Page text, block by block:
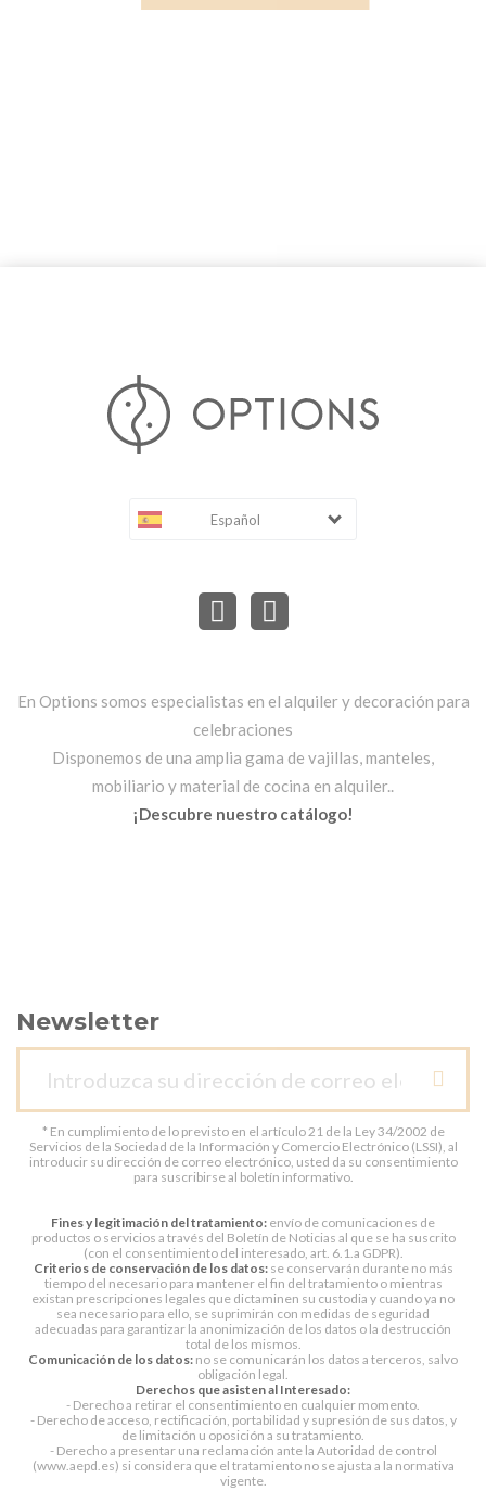
Español
En Options somos especialistas en el alquiler y decoración para
celebraciones
Disponemos de una amplia gama de vajillas, manteles,
mobiliario y material de cocina en alquiler..
¡Descubre nuestro catálogo!
Newsletter
* En cumplimiento de lo previsto en el artículo 21 de la Ley 34/2002 de
Servicios de la Sociedad de la Información y Comercio Electrónico (LSSI), al
introducir su dirección de correo electrónico, usted da su consentimiento
para suscribirse al boletín informativo.
Fines y legitimación del tratamiento: envío de comunicaciones de
productos o servicios a través del Boletín de Noticias al que se ha suscrito
(con el consentimiento del interesado, art. 6.1.a GDPR).
Criterios de conservación de los datos:se conservarán durante no más
tiempo del necesario para mantener el fin del tratamiento o mientras
existan prescripciones legales que dictaminen su custodia y cuando ya no
sea necesario para ello, se suprimirán con medidas de seguridad
adecuadas para garantizar la anonimización de los datos o la destrucción
total de los mismos.
Comunicación de los datos: no se comunicarán los datos a terceros, salvo
obligación legal.
Derechos que asisten al Interesado:
- Derecho a retirar el consentimiento en cualquier momento.
- Derecho de acceso, rectificación, portabilidad y supresión de sus datos, y
de limitación u oposición a su tratamiento.
- Derecho a presentar una reclamación ante la Autoridad de control
(www.aepd.es) si considera que el tratamiento no se ajusta a la normativa
vigente.